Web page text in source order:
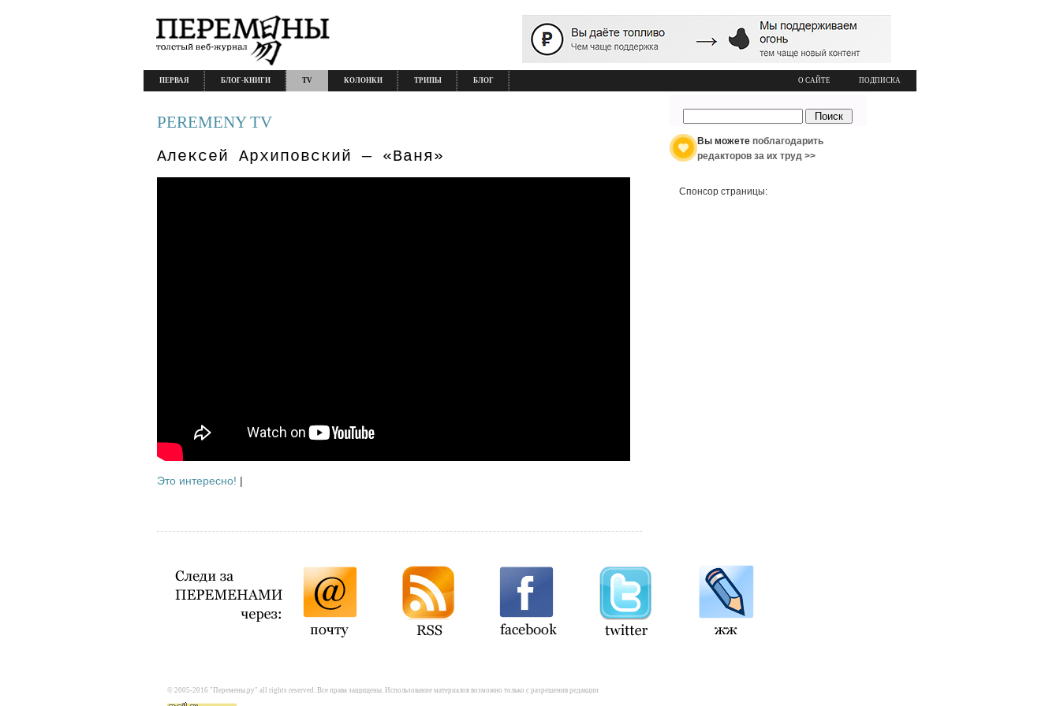
О САЙТЕ ПОДПИСКА
ПЕРВАЯ БЛОГ-КНИГИ TV КОЛОНКИ ТРИПЫ БЛОГ
PEREMENY TV
Алексей Архиповский — «Ваня»
Это интересно! |
Вы можете поблагодарить
редакторов за их труд >>
Спонсор страницы:
© 2005-2016 "Перемены.ру" all rights reserved. Все права защищены. Использование материалов возможно только с разрешения редакции